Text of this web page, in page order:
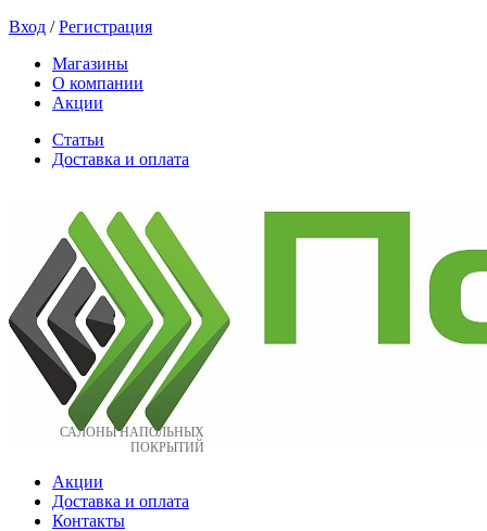
Вход /Регистрация
Магазины
О компании
Акции
Статьи
Доставка и оплата
САЛОНЫ НАПОЛЬНЫХ
ПОКРЫТИЙ
Акции
Доставка и оплата
Контакты